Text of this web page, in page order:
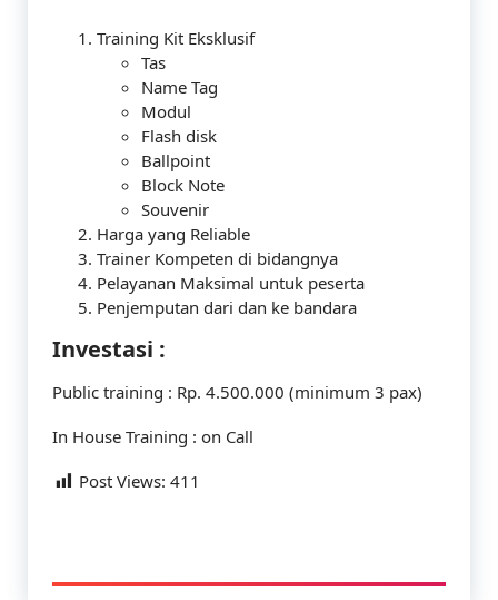
Training Kit Eksklusif
Tas
Name Tag
Modul
Flash disk
Ballpoint
Block Note
Souvenir
Harga yang Reliable
Trainer Kompeten di bidangnya
Pelayanan Maksimal untuk peserta
Penjemputan dari dan ke bandara
Investasi :
Public training : Rp. 4.500.000 (minimum 3 pax)
In House Training : on Call
Post Views: 411